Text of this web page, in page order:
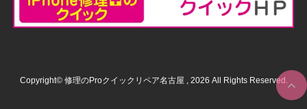
Copyright© 修理のProクイックリペア名古屋 , 2026 All Rights Reserved.